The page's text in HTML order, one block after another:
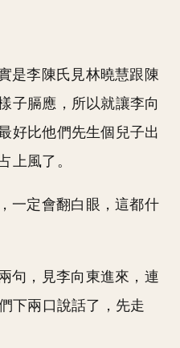
是李陳氏見林曉慧跟陳
子膈應，所以就讓李向
好比他們先生個兒子出
上風了。
一定會翻白眼，這都什
句，見李向東進來，連
下兩口說話了，先走